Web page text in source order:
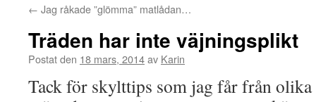
← Jag råkade ”glömma” matlådan…
Träden har inte väjningsplikt
Postat den 18 mars, 2014av Karin
Tack för skylttips som jag får från